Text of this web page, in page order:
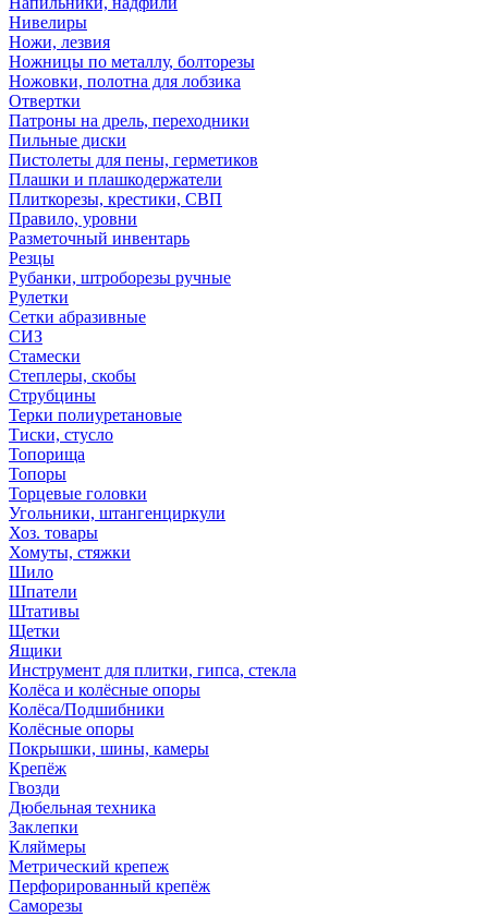
Нивелиры
Ножи, лезвия
Ножницы по металлу, болторезы
Ножовки, полотна для лобзика
Отвертки
Патроны на дрель, переходники
Пильные диски
Пистолеты для пены, герметиков
Плашки и плашкодержатели
Плиткорезы, крестики, СВП
Правило, уровни
Разметочный инвентарь
Резцы
Рубанки, штроборезы ручные
Рулетки
Сетки абразивные
СИЗ
Стамески
Степлеры, скобы
Струбцины
Терки полиуретановые
Тиски, стусло
Топорища
Топоры
Торцевые головки
Угольники, штангенциркули
Хоз. товары
Хомуты, стяжки
Шило
Шпатели
Штативы
Щетки
Ящики
Инструмент для плитки, гипса, стекла
Колёса и колёсные опоры
Колёса/Подшибники
Колёсные опоры
Покрышки, шины, камеры
Крепёж
Гвозди
Дюбельная техника
Заклепки
Кляймеры
Метрический крепеж
Перфорированный крепёж
Саморезы